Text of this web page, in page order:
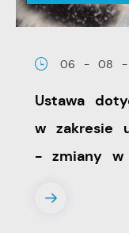
06 - 08 -
Ustawa
w zakresie
- zmiany w